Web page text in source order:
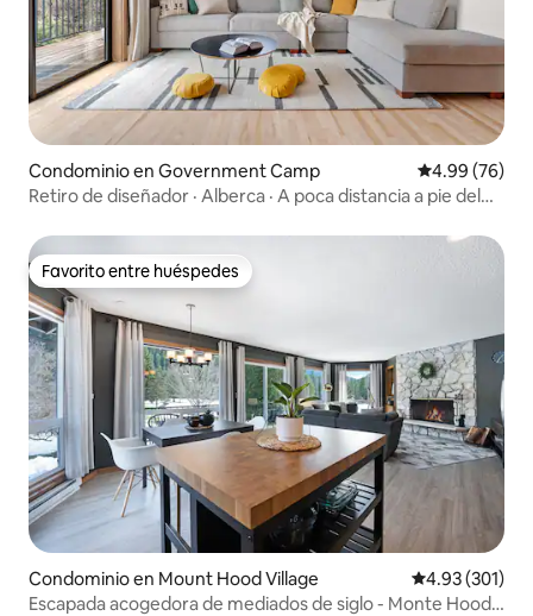
Condominio en Government Camp Calificación
4.99 (76)
Retiro de diseñador · Alberca · A poca distancia a pie del
Favorito entre huéspedes
Favorito entre huéspedes
Condominio en Mount Hood Village Calificación
4.93 (301)
Escapada acogedora de mediados de siglo - Monte Hood -